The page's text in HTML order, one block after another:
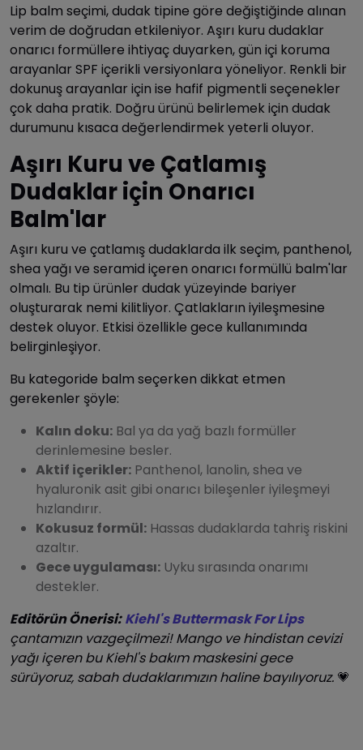
Lip balm seçimi, dudak tipine göre değiştiğinde alınan
verim de doğrudan etkileniyor. Aşırı kuru dudaklar
onarıcı formüllere ihtiyaç duyarken, gün içi koruma
arayanlar SPF içerikli versiyonlara yöneliyor. Renkli bir
dokunuş arayanlar için ise hafif pigmentli seçenekler
çok daha pratik. Doğru ürünü belirlemek için dudak
durumunu kısaca değerlendirmek yeterli oluyor.
Aşırı Kuru ve Çatlamış
Dudaklar için Onarıcı
Balm'lar
Aşırı kuru ve çatlamış dudaklarda ilk seçim, panthenol,
shea yağı ve seramid içeren onarıcı formüllü balm'lar
olmalı. Bu tip ürünler dudak yüzeyinde bariyer
oluşturarak nemi kilitliyor. Çatlakların iyileşmesine
destek oluyor. Etkisi özellikle gece kullanımında
belirginleşiyor.
Bu kategoride balm seçerken dikkat etmen
gerekenler şöyle:
Kalın doku: Bal ya da yağ bazlı formüller
derinlemesine besler.
Aktif içerikler: Panthenol, lanolin, shea ve
hyaluronik asit gibi onarıcı bileşenler iyileşmeyi
hızlandırır.
Kokusuz formül: Hassas dudaklarda tahriş riskini
azaltır.
Gece uygulaması: Uyku sırasında onarımı
destekler.
Editörün Önerisi: Kiehl's Buttermask For Lips
çantamızın vazgeçilmezi! Mango ve hindistan cevizi
yağı içeren bu Kiehl's bakım maskesini gece
sürüyoruz, sabah dudaklarımızın haline bayılıyoruz. 💗